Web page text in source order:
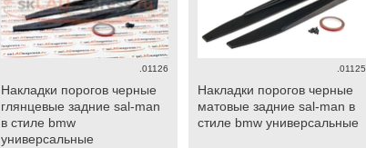
.01126
Накладки порогов черные
глянцевые задние sal-man
в стиле bmw
универсальные
.01125
Накладки порогов черные
матовые задние sal-man в
стиле bmw универсальные